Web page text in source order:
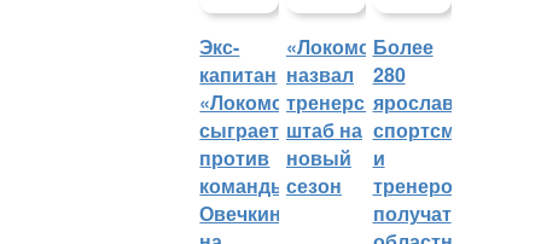
Экс-
капитан
«Локомотива»
сыграет
против
команды
Овечкина
«Локомотив»
назвал
тренерский
штаб на
новый
сезон
Более
280
ярославских
спортсменов
и
тренеров
получат